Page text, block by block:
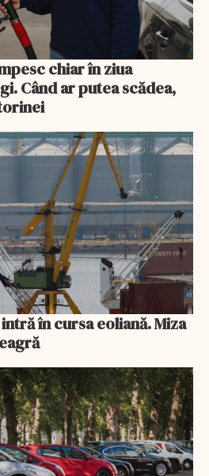
chiar în ziua
Când ar putea scădea,
în cursa eoliană. Miza